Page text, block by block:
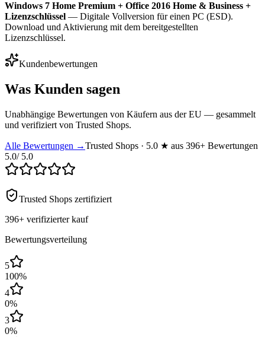
Windows 7 Home Premium + Office 2016 Home & Business +
Lizenzschlüssel — Digitale Vollversion für einen PC (ESD).
Download und Aktivierung mit dem bereitgestellten
Lizenzschlüssel.
Kundenbewertungen
Was Kunden sagen
Unabhängige Bewertungen von Käufern aus der EU — gesammelt
und verifiziert von Trusted Shops.
Alle Bewertungen →Trusted Shops · 5.0 ★ aus 396+ Bewertungen
5.0/ 5.0
Trusted Shops zertifiziert
396+ verifizierter kauf
Bewertungsverteilung
5
100%
4
0%
3
0%